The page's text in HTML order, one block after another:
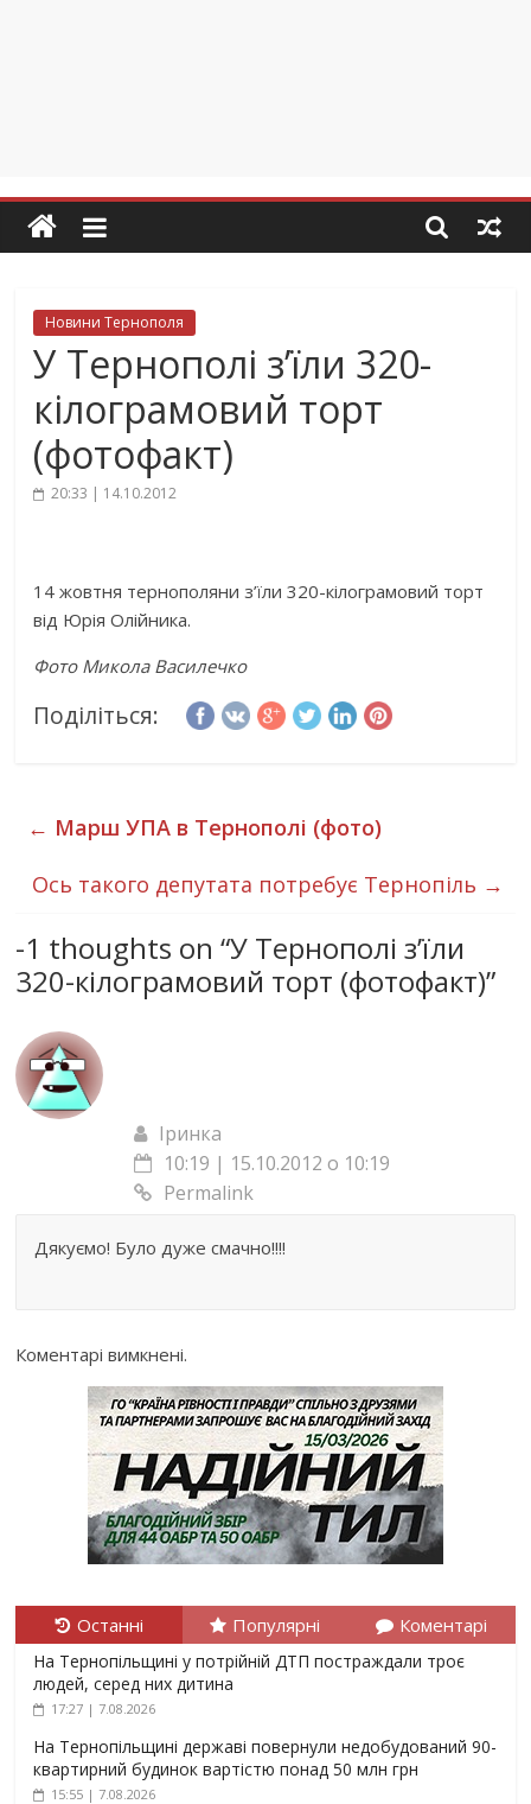
Новини Тернополя
У Тернополі з’їли 320-
кілограмовий торт
(фотофакт)
20:33 | 14.10.2012
14 жовтня тернополяни з’їли 320-кілограмовий торт
від Юрія Олійника.
Фото Микола Василечко
Поділіться:
← Марш УПА в Тернополі (фото)
Ось такого депутата потребує Тернопіль →
-1 thoughts on “У Тернополі з’їли
320-кілограмовий торт (фотофакт)”
Іринка
10:19 | 15.10.2012 о 10:19
Permalink
Дякуємо! Було дуже смачно!!!!
Коментарі вимкнені.
Останні Популярні Коментарі
На Тернопільщині у потрійній ДТП постраждали троє
людей, серед них дитина
17:27 | 7.08.2026
На Тернопільщині державі повернули недобудований 90-
квартирний будинок вартістю понад 50 млн грн
15:55 | 7.08.2026